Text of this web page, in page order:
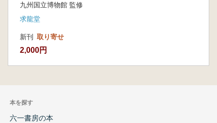
九州国立博物館 監修
求龍堂
新刊 取り寄せ
2,000円
本を探す
六一書房の本